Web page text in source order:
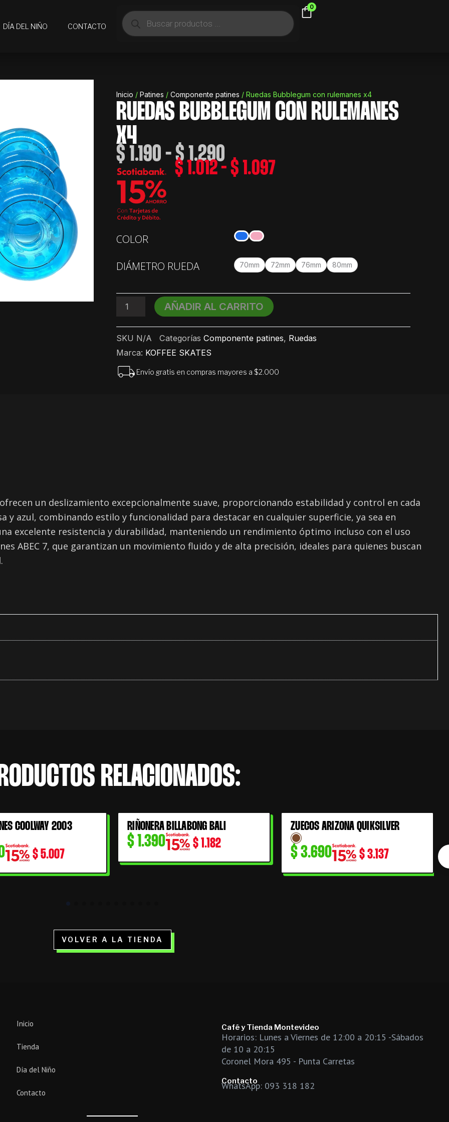
DÍA DEL NIÑO CONTACTO
Búsqueda
de
productos
0
Inicio / Patines / Componente patines / Ruedas Bubblegum con rulemanes x4
RUEDAS BUBBLEGUM CON RULEMANES
X4
$ 1.190 - $1.290Rango
de
precios:
hasta
$ 1.290
$ 1.012- $ 1.097
$ 1.097
COLOR
DIÁMETRO RUEDA
70mm 72mm 76mm 80mm
Bubblegum
rulemanes
x4
AÑADIR AL CARRITO
SKU N/A Categorías Componente patines, Ruedas
Marca: KOFFEE SKATES
Envío gratis en compras mayores a $2.000
un deslizamiento excepcionalmente suave, proporcionando estabilidad y control en cada
y azul, combinando estilo y funcionalidad para destacar en cualquier superficie, ya sea en
excelente resistencia y durabilidad, manteniendo un rendimiento óptimo incluso con el uso
ABEC 7, que garantizan un movimiento fluido y de alta precisión, ideales para quienes buscan
RELACIONADOS:
COOLWAY 2003
$5.007
RIÑONERA BILLABONG BALI
$1.390 $1.182
ZUECOS ARIZONA QUIKSILVER
$3.690 $3.137
VOLVER A LA TIENDA
Inicio
Tienda
Día del Niño
Contacto
Café y Tienda Montevideo
Horarios: Lunes a Viernes de 12:00 a 20:15 -Sábados
de 10 a 20:15
Coronel Mora 495 - Punta Carretas
Contacto
WhatsApp: 093 318 182